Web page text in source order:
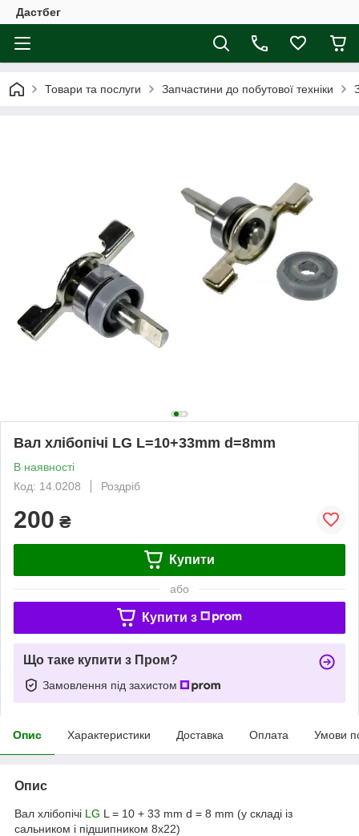
Дастбег
Товари та послуги Запчастини до побутової техніки
Вал хлібопічі LG L=10+33mm d=8mm
В наявності
Код: 14.0208
Роздріб
200 ₴
Купити
або
Купити з
Що таке купити з Пром?
Замовлення під захистом
Опис Характеристики Доставка Оплата Умови
Опис
Вал хлібопічі LG L = 10 + 33 mm d = 8 mm (у складі із
сальником і підшипником 8x22)